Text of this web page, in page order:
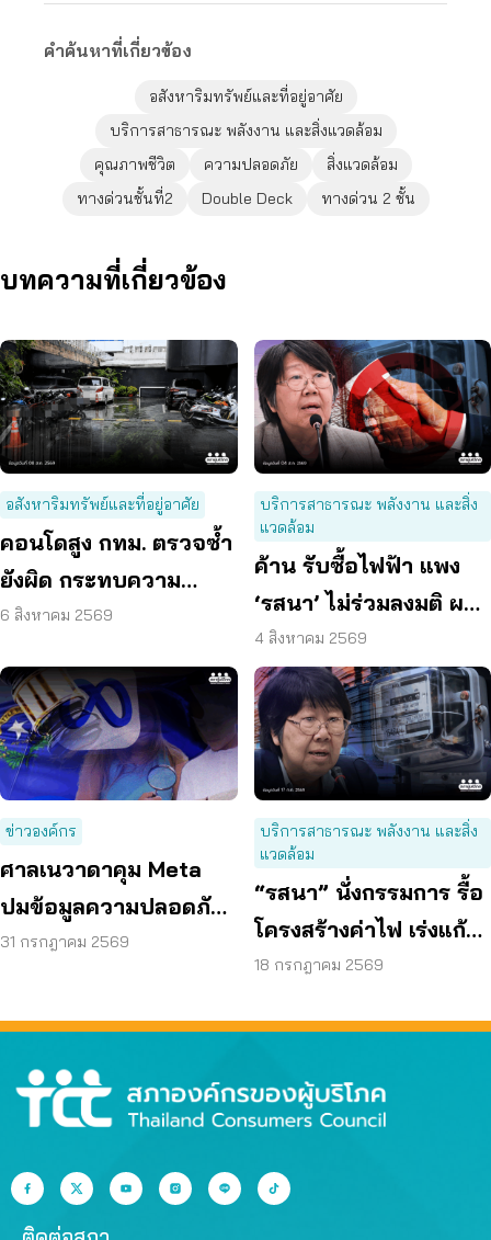
คำค้นหาที่เกี่ยวข้อง
อสังหาริมทรัพย์และที่อยู่อาศัย
บริการสาธารณะ พลังงาน และสิ่งแวดล้อม
คุณภาพชีวิต
ความปลอดภัย
สิ่งแวดล้อม
ทางด่วนชั้นที่2
Double Deck ทางด่วน 2 ชั้น
บทความที่เกี่ยวข้อง
อสังหาริมทรัพย์และที่อยู่อาศัย
คอนโดสูง กทม. ตรวจซ้ำ
ยังผิด กระทบความ
ปลอดภัย
6 สิงหาคม 2569
บริการสาธารณะ พลังงาน และสิ่ง
แวดล้อม
ค้าน รับซื้อไฟฟ้า แพง
‘รสนา’ ไม่ร่วมลงมติ ผลัก
ผู้บริโภค “แบก”
4 สิงหาคม 2569
ข่าวองค์กร
ศาลเนวาดาคุม Meta
ปมข้อมูลความปลอดภัย
ต่อเด็กบนเมสเซนเจอร์
31 กรกฎาคม 2569
บริการสาธารณะ พลังงาน และสิ่ง
แวดล้อม
“รสนา” นั่งกรรมการ รื้อ
โครงสร้างค่าไฟ เร่งแก้
ต้นเหตุพลังงานแพง
18 กรกฎาคม 2569